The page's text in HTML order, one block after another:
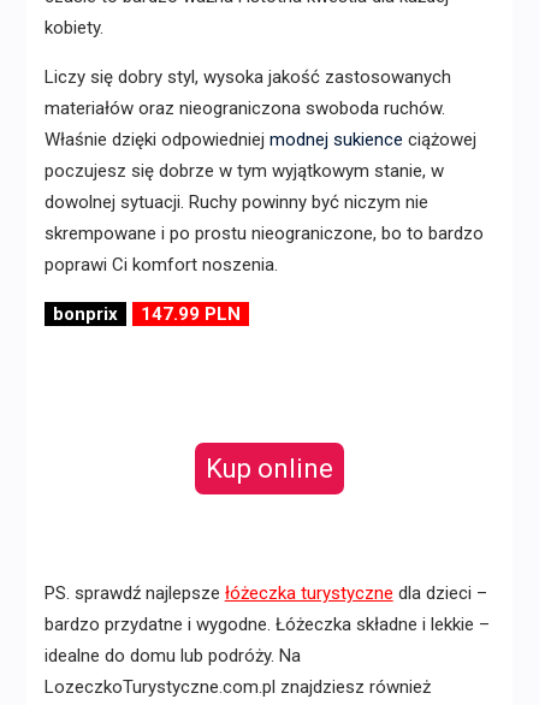
kobiety.
Liczy się dobry styl, wysoka jakość zastosowanych
materiałów oraz nieograniczona swoboda ruchów.
Właśnie dzięki odpowiedniej modnej sukience ciążowej
poczujesz się dobrze w tym wyjątkowym stanie, w
dowolnej sytuacji. Ruchy powinny być niczym nie
skrempowane i po prostu nieograniczone, bo to bardzo
poprawi Ci komfort noszenia.
bonprix 147.99 PLN
Kup online
PS. sprawdź najlepsze łóżeczka turystyczne dla dzieci –
bardzo przydatne i wygodne. Łóżeczka składne i lekkie –
idealne do domu lub podróży. Na
LozeczkoTurystyczne.com.pl znajdziesz również